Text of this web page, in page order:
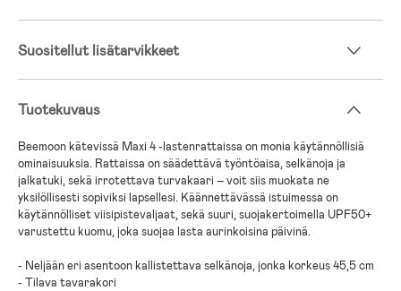
Suositellut lisätarvikkeet
Tuotekuvaus
Beemoon kätevissä Maxi 4 -lastenrattaissa on monia käytännöllisiä
ominaisuuksia. Rattaissa on säädettävä työntöaisa, selkänoja ja
jalkatuki, sekä irrotettava turvakaari – voit siis muokata ne
yksilöllisesti sopiviksi lapsellesi. Käännettävässä istuimessa on
käytännölliset viisipistevaljaat, sekä suuri, suojakertoimella UPF50+
varustettu kuomu, joka suojaa lasta aurinkoisina päivinä.
- Neljään eri asentoon kallistettava selkänoja, jonka korkeus 45,5 cm
- Tilava tavarakori